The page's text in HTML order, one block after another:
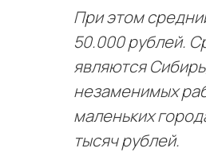
При этом
50.000 рублей.
являются
незаменимых
маленьких
тысяч рублей.